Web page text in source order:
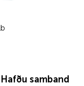
Hafðu samband